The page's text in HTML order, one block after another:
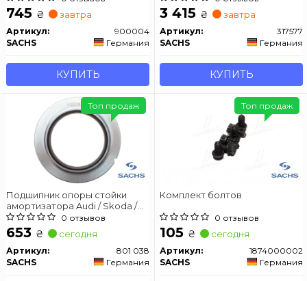
745 ₴ завтра
Артикул:
900004
SACHS
Германия
КУПИТЬ
3 415 ₴ завтра
Артикул:
317577
SACHS
Германия
КУПИТЬ
Подшипник опоры стойки
амортизатора Audi / Skoda /
VW 96-
0 отзывов
653 ₴ сегодня
Артикул:
801 038
SACHS
Германия
Топ продаж
Комплект болтов
0 отзывов
105 ₴ сегодня
Артикул:
1874000002
SACHS
Германия
Топ продаж